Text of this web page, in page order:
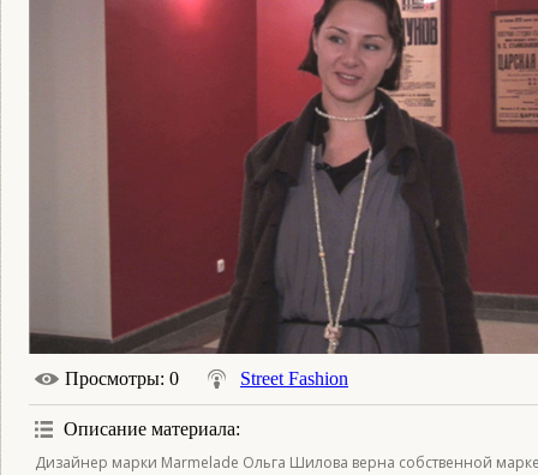
Просмотры: 0 Street Fashion
Описание материала:
Дизайнер марки Marmelade Ольга Шилова верна собственной